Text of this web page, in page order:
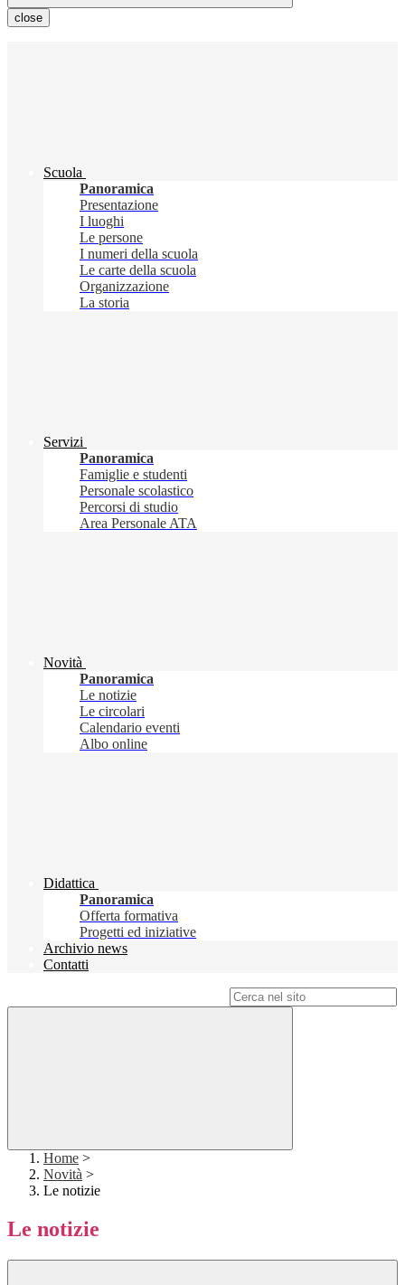
close
Scuola
Panoramica
Presentazione
I luoghi
Le persone
I numeri della scuola
Le carte della scuola
Organizzazione
La storia
Servizi
Panoramica
Famiglie e studenti
Personale scolastico
Percorsi di studio
Area Personale ATA
Novità
Panoramica
Le notizie
Le circolari
Calendario eventi
Albo online
Didattica
Panoramica
Offerta formativa
Progetti ed iniziative
Archivio news
Contatti
Home >
Novità >
Le notizie
Le notizie